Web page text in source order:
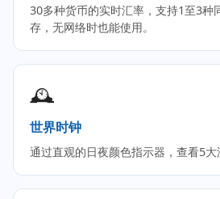
30多种货币的实时汇率，支持1至3种
存，无网络时也能使用。
🕰️
世界时钟
通过直观的日夜颜色指示器，查看5大